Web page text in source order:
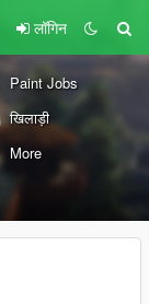
लॉगिन
Paint Jobs
खिलाड़ी
More